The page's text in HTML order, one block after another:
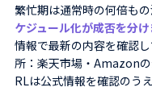
繁忙期は通常時の何倍もの
ケジュール化が成否を分
情報で最新の内容を確認
所：楽天市場・Amazon
RLは公式情報を確認のうえ